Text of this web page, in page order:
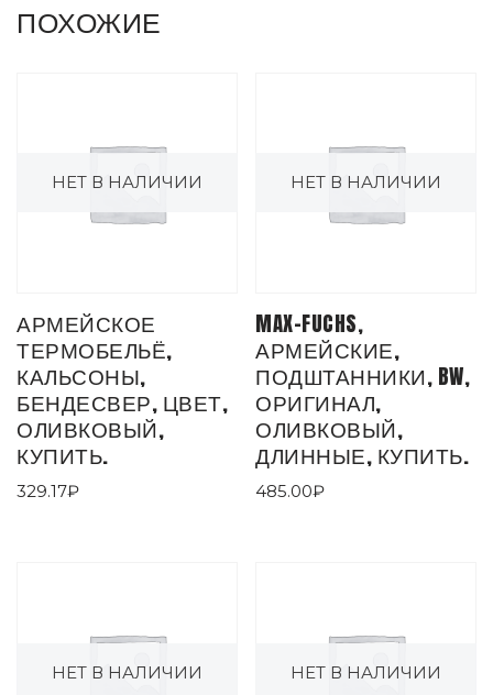
ПОХОЖИЕ
НЕТ В НАЛИЧИИ
АРМЕЙСКОЕ
ТЕРМОБЕЛЬЁ,
КАЛЬСОНЫ,
БЕНДЕСВЕР, ЦВЕТ,
ОЛИВКОВЫЙ,
КУПИТЬ.
329.17₽
НЕТ В НАЛИЧИИ
MAX-FUCHS,
АРМЕЙСКИЕ,
ПОДШТАННИКИ, BW,
ОРИГИНАЛ,
ОЛИВКОВЫЙ,
ДЛИННЫЕ, КУПИТЬ.
485.00₽
НЕТ В НАЛИЧИИ НЕТ В НАЛИЧИИ